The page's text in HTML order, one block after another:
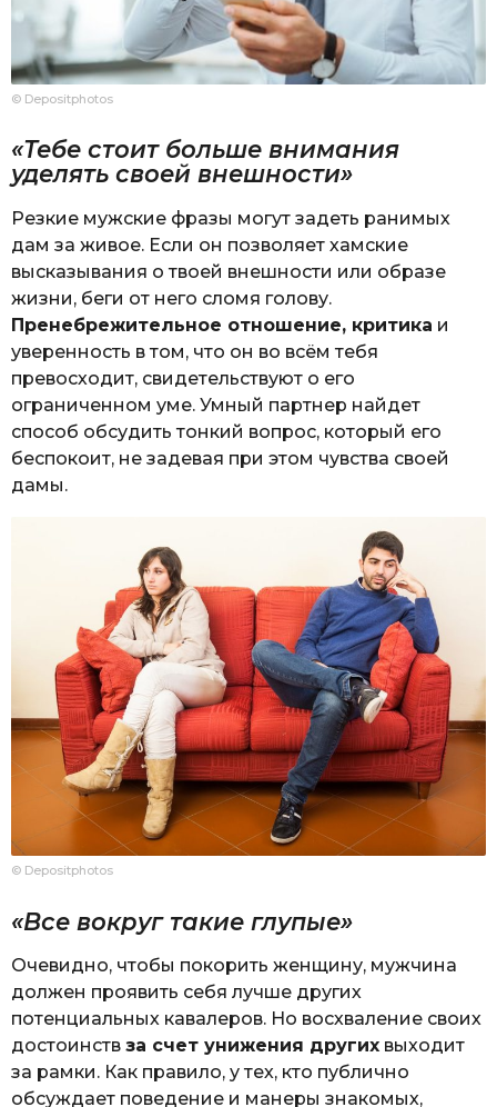
© Depositphotos
«Тебе стоит больше внимания
уделять своей внешности»
Резкие мужские фразы могут задеть ранимых
дам за живое. Если он позволяет хамские
высказывания о твоей внешности или образе
жизни, беги от него сломя голову.
Пренебрежительное отношение, критика и
уверенность в том, что он во всём тебя
превосходит, свидетельствуют о его
ограниченном уме. Умный партнер найдет
способ обсудить тонкий вопрос, который его
беспокоит, не задевая при этом чувства своей
дамы.
© Depositphotos
«Все вокруг такие глупые»
Очевидно, чтобы покорить женщину, мужчина
должен проявить себя лучше других
потенциальных кавалеров. Но восхваление своих
достоинств за счет унижения других выходит
за рамки. Как правило, у тех, кто публично
обсуждает поведение и манеры знакомых,